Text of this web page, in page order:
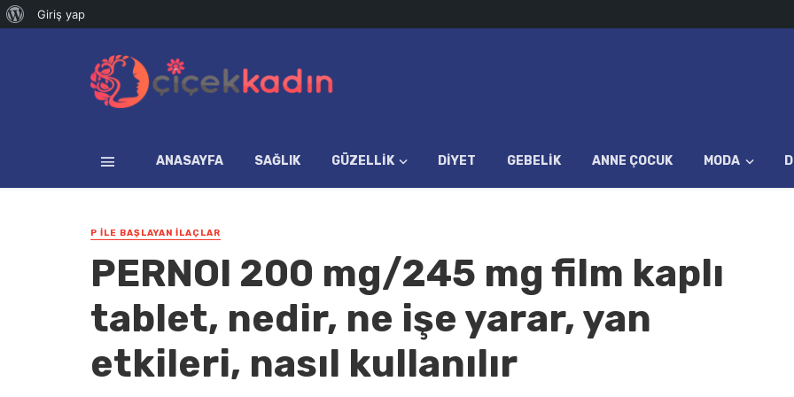
WordPress
Giriş yap
ANASAYFA SAĞLIK GÜZELLIK DIYET GEBELIK ANNE ÇOCUK MODA
P İLE BAŞLAYAN İLAÇLAR
PERNOI 200 mg/245 mg film kaplı
tablet, nedir, ne işe yarar, yan
etkileri, nasıl kullanılır